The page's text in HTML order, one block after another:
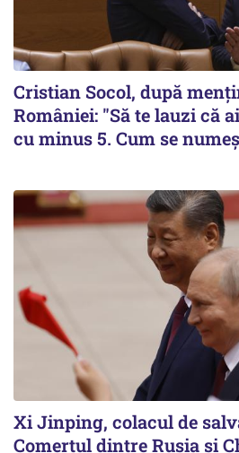
Cristian Socol, după
României: "Să te lauzi că
cu minus 5. Cum se
Xi Jinping, colacul de
Comerțul dintre Rusia și